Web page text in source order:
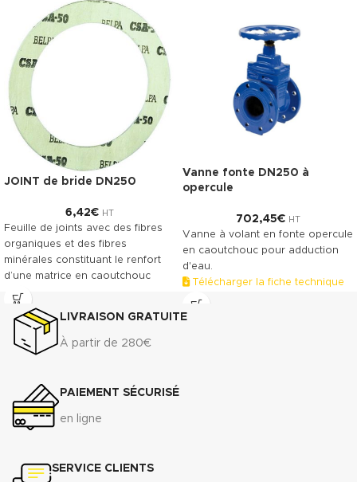
JOINT de bride DN250
6,42€ HT
Feuille de joints avec des fibres
organiques et des fibres
minérales constituant le renfort
d’une matrice en caoutchouc
NBR. Le TECNIFIBRE80 possède
ainsi une gamme étendue
d’emplois assurant une bonne
résistance.
Compressibilité ASTM F-36 A : 7%
- 15%
Récupération élastique ASTM F-
transversale
Vanne fonte DN250 à
opercule
702,45€ HT
Vanne à volant en fonte opercule
en caoutchouc pour adduction
d'eau.
Télécharger la fiche technique
(.pdf)
LIVRAISON GRATUITE
À partir de 280€
PAIEMENT SÉCURISÉ
en ligne
SERVICE CLIENTS